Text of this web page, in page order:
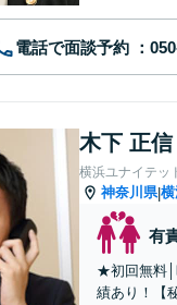
電話で面談予約
木下 正信
横浜ユナイテッ
神奈川県|
有
★初回無料│
績あり！【